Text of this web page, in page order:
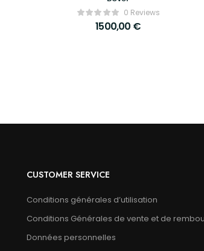
0 Reviews
1500,00 €
CUSTOMER SERVICE
Conditions générales d’utilisation
Conditions Générales de vente et de
Données personnelles